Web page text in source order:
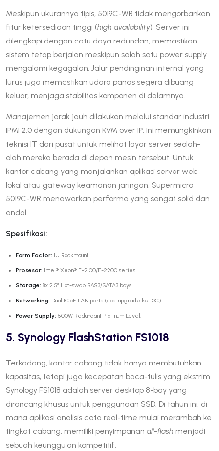
Meskipun ukurannya tipis, 5019C-WR tidak mengorbankan
fitur ketersediaan tinggi (high availability). Server ini
dilengkapi dengan catu daya redundan, memastikan
sistem tetap berjalan meskipun salah satu power supply
mengalami kegagalan. Jalur pendinginan internal yang
lurus juga memastikan udara panas segera dibuang
keluar, menjaga stabilitas komponen di dalamnya.
Manajemen jarak jauh dilakukan melalui standar industri
IPMI 2.0 dengan dukungan KVM over IP. Ini memungkinkan
teknisi IT dari pusat untuk melihat layar server seolah-
olah mereka berada di depan mesin tersebut. Untuk
kantor cabang yang menjalankan aplikasi server web
lokal atau gateway keamanan jaringan, Supermicro
5019C-WR menawarkan performa yang sangat solid dan
andal.
Spesifikasi:
Form Factor: 1U Rackmount.
Prosesor: Intel® Xeon® E-2100/E-2200 series.
Storage: 8x 2.5″ Hot-swap SAS3/SATA3 bays.
Networking: Dual 1GbE LAN ports (opsi upgrade ke 10G).
Power Supply: 500W Redundant Platinum Level.
5. Synology FlashStation FS1018
Terkadang, kantor cabang tidak hanya membutuhkan
kapasitas, tetapi juga kecepatan baca-tulis yang ekstrim.
Synology FS1018 adalah server desktop 8-bay yang
dirancang khusus untuk penggunaan SSD. Di tahun ini, di
mana aplikasi analisis data real-time mulai merambah ke
tingkat cabang, memiliki penyimpanan all-flash menjadi
sebuah keunggulan kompetitif.